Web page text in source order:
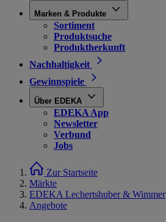
Marken & Produkte
Sortiment
Produktsuche
Produktherkunft
Nachhaltigkeit
Gewinnspiele
Über EDEKA
EDEKA App
Newsletter
Verbund
Jobs
Zur Startseite
Märkte
EDEKA Lechertshuber & Wimmer
Angebote